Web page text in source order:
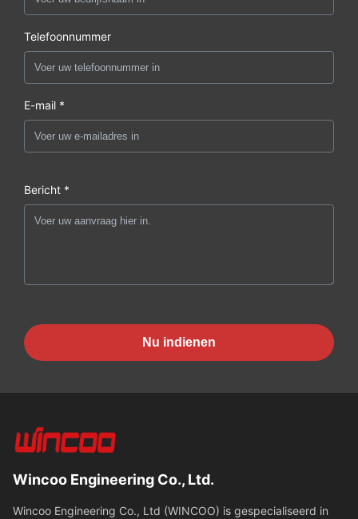
Telefoonnummer
E-mail *
Bericht *
Nu indienen
Wincoo Engineering Co., Ltd.
Wincoo Engineering Co., Ltd (WINCOO) is gespecialiseerd in